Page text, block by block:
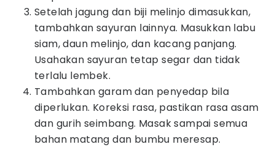
Setelah jagung dan biji melinjo dimasukkan,
tambahkan sayuran lainnya. Masukkan labu
siam, daun melinjo, dan kacang panjang.
Usahakan sayuran tetap segar dan tidak
terlalu lembek.
Tambahkan garam dan penyedap bila
diperlukan. Koreksi rasa, pastikan rasa asam
dan gurih seimbang. Masak sampai semua
bahan matang dan bumbu meresap.